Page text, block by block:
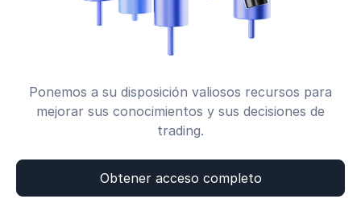
Ponemos a su disposición valiosos recursos para
mejorar sus conocimientos y sus decisiones de
trading.
Obtener acceso completo